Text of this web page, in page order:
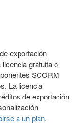
exportación
gratuita o
SCORM
La licencia
de exportación
a un plan.